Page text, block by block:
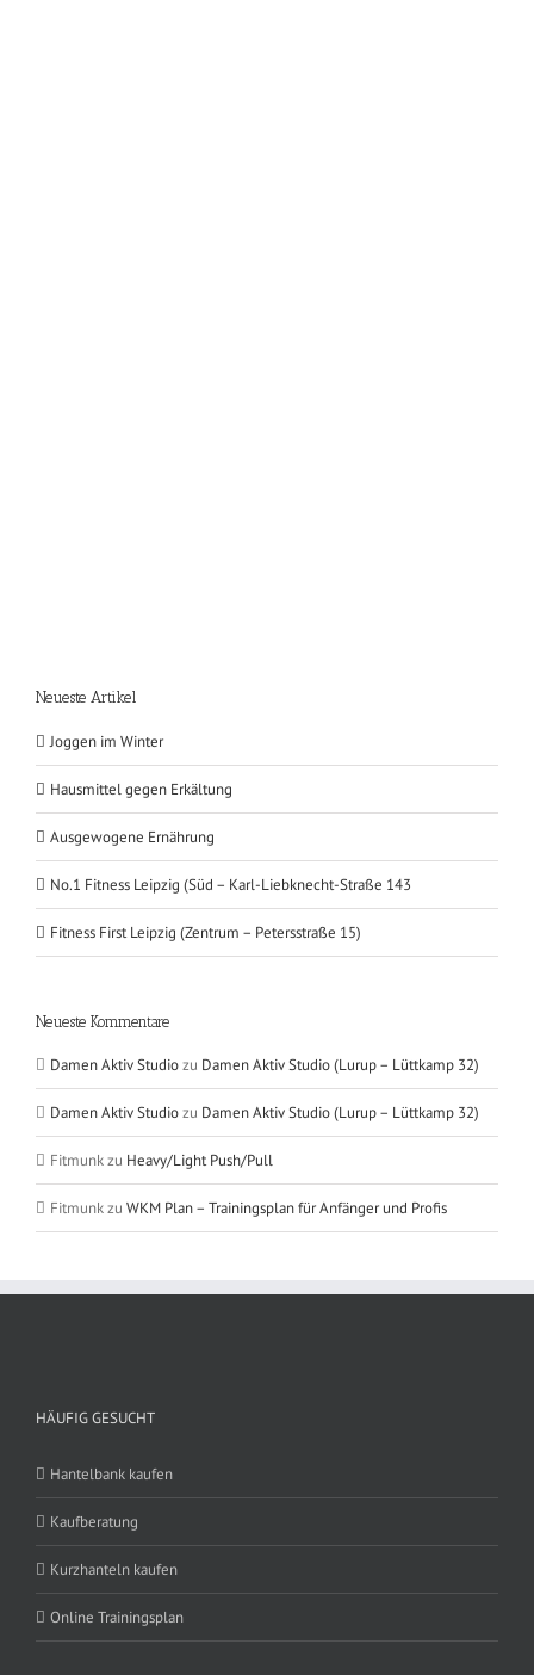
Neueste Artikel
Joggen im Winter
Hausmittel gegen Erkältung
Ausgewogene Ernährung
No.1 Fitness Leipzig (Süd – Karl-Liebknecht-Straße 143
Fitness First Leipzig (Zentrum – Petersstraße 15)
Neueste Kommentare
Damen Aktiv Studiozu Damen Aktiv Studio (Lurup – Lüttkamp 32)
Damen Aktiv Studiozu Damen Aktiv Studio (Lurup – Lüttkamp 32)
Fitmunkzu Heavy/Light Push/Pull
Fitmunkzu WKM Plan – Trainingsplan für Anfänger und Profis
HÄUFIG GESUCHT
Hantelbank kaufen
Kaufberatung
Kurzhanteln kaufen
Online Trainingsplan